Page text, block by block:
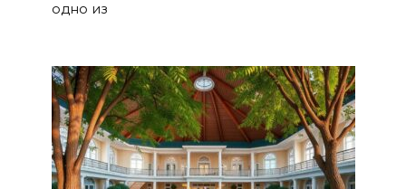
одно из